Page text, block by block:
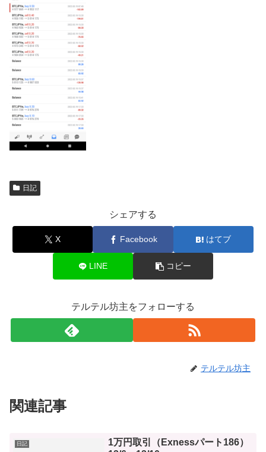
日記
シェアする
X Facebook はてブ
LINE コピー
テルテル坊主をフォローする
テルテル坊主
関連記事
日記
1万円取引（Exnessパート186）